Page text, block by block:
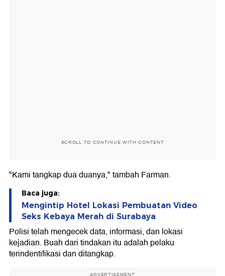
SCROLL TO CONTINUE WITH CONTENT
"Kami tangkap dua duanya," tambah Farman.
Baca juga:
Mengintip Hotel Lokasi Pembuatan Video
Seks Kebaya Merah di Surabaya
Polisi telah mengecek data, informasi, dan lokasi
kejadian. Buah dari tindakan itu adalah pelaku
terindentifikasi dan ditangkap.